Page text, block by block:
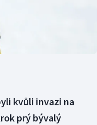
kvůli invazi na
prý bývalý